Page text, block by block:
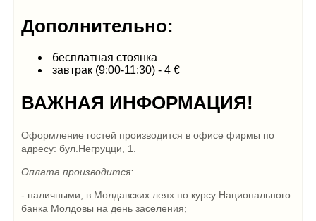
Дополнительно:
бесплатная стоянка
завтрак (9:00-11:30) - 4 €
ВАЖНАЯ ИНФОРМАЦИЯ!
Оформление гостей производится в офисе фирмы по
адресу: бул.Негруцци, 1.
Оплата производится:
- наличными, в Молдавских леях по курсу Национального
банка Молдовы на день заселения;